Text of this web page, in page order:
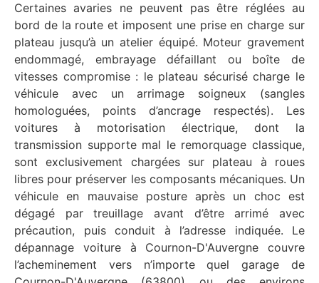
Certaines avaries ne peuvent pas être réglées au
bord de la route et imposent une prise en charge sur
plateau jusqu’à un atelier équipé. Moteur gravement
endommagé, embrayage défaillant ou boîte de
vitesses compromise : le plateau sécurisé charge le
véhicule avec un arrimage soigneux (sangles
homologuées, points d’ancrage respectés). Les
voitures à motorisation électrique, dont la
transmission supporte mal le remorquage classique,
sont exclusivement chargées sur plateau à roues
libres pour préserver les composants mécaniques. Un
véhicule en mauvaise posture après un choc est
dégagé par treuillage avant d’être arrimé avec
précaution, puis conduit à l’adresse indiquée. Le
dépannage voiture à Cournon-D'Auvergne couvre
l’acheminement vers n’importe quel garage de